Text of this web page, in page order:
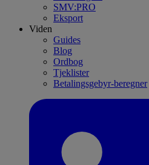
SMV:PRO
Eksport
Viden
Guides
Blog
Ordbog
Tjeklister
Betalingsgebyr-beregner